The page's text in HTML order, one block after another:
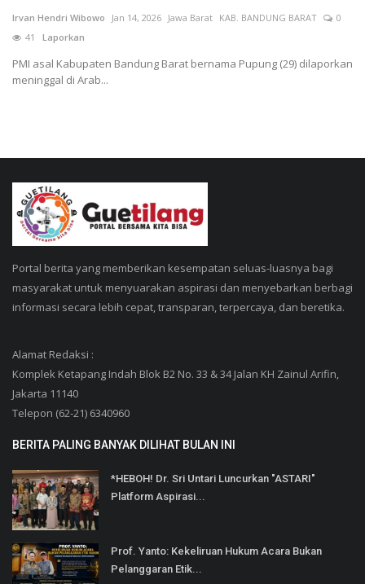
Irvan Hendri Wibowo Jan 14, 2026 Jawa Barat KAB. BANDUNG BARAT
0
41
Laporkan
PMI asal Kabupaten Bandung Barat bernama Pupung (29) dilaporkan
meninggal di Arab...
Portal berita yang memberikan kesempatan seluas-luasnya bagi
masyarakat untuk menyuarakan aspirasi dan menyebarkan berbagi
informasi secara lebih cepat, transparan, terpercaya, dan beretika.
Alamat Redaksi :
Komplek Ketapang Indah Blok B2 No. 33 & 34 Jalan KH Zainul Arifin,
Jakarta 11140
Telepon (62-21) 6340960
BERITA PALING BANYAK DILIHAT BULAN INI
*HEBOH! Dr. Sri Untari Luncurkan "ASTARI"
Platform Aspirasi...
Prof. Yanto: Kekeliruan Hukum Acara Bukan
Pelanggaran Etik...